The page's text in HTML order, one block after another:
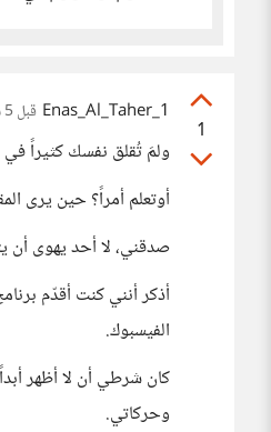
1
Enas_Al_Taher_1 قبل 5 سنوات
ولمَ تُقلق نفسك كثيراً في
أوتعلم أمراً؟ حين يرى
صدقني، لا أحد يهوى أن
أذكر أنني كنت أقدّم
الفيسبوك.
كان شرطي أن لا أظهر
وحركاتي.